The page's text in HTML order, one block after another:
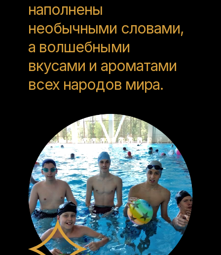
наполнены
необычными словами,
а волшебными
вкусами и ароматами
всех народов мира.